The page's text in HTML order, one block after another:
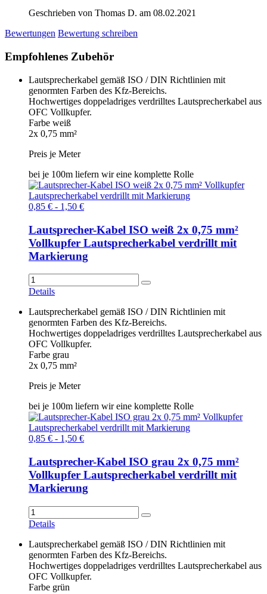
Geschrieben von Thomas D. am 08.02.2021
Bewertungen Bewertung schreiben
Empfohlenes Zubehör
Lautsprecherkabel gemäß ISO / DIN Richtlinien mit
genormten Farben des Kfz-Bereichs.
Hochwertiges doppeladriges verdrilltes Lautsprecherkabel aus
OFC Vollkupfer.
Farbe weiß
2x 0,75 mm²
Preis je Meter
bei je 100m liefern wir eine komplette Rolle
0,85 € - 1,50 €
Lautsprecher-Kabel ISO weiß 2x 0,75 mm²
Vollkupfer Lautsprecherkabel verdrillt mit
Markierung
Details
Lautsprecherkabel gemäß ISO / DIN Richtlinien mit
genormten Farben des Kfz-Bereichs.
Hochwertiges doppeladriges verdrilltes Lautsprecherkabel aus
OFC Vollkupfer.
Farbe grau
2x 0,75 mm²
Preis je Meter
bei je 100m liefern wir eine komplette Rolle
0,85 € - 1,50 €
Lautsprecher-Kabel ISO grau 2x 0,75 mm²
Vollkupfer Lautsprecherkabel verdrillt mit
Markierung
Details
Lautsprecherkabel gemäß ISO / DIN Richtlinien mit
genormten Farben des Kfz-Bereichs.
Hochwertiges doppeladriges verdrilltes Lautsprecherkabel aus
OFC Vollkupfer.
Farbe grün